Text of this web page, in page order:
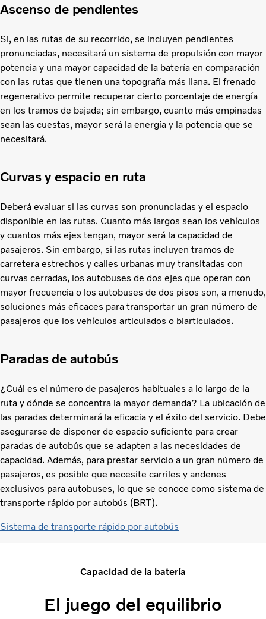
Ascenso de pendientes
Si, en las rutas de su recorrido, se incluyen pendientes
pronunciadas, necesitará un sistema de propulsión con mayor
potencia y una mayor capacidad de la batería en comparación
con las rutas que tienen una topografía más llana. El frenado
regenerativo permite recuperar cierto porcentaje de energía
en los tramos de bajada; sin embargo, cuanto más empinadas
sean las cuestas, mayor será la energía y la potencia que se
necesitará.
Curvas y espacio en ruta
Deberá evaluar si las curvas son pronunciadas y el espacio
disponible en las rutas. Cuanto más largos sean los vehículos
y cuantos más ejes tengan, mayor será la capacidad de
pasajeros. Sin embargo, si las rutas incluyen tramos de
carretera estrechos y calles urbanas muy transitadas con
curvas cerradas, los autobuses de dos ejes que operan con
mayor frecuencia o los autobuses de dos pisos son, a menudo,
soluciones más eficaces para transportar un gran número de
pasajeros que los vehículos articulados o biarticulados.
Paradas de autobús
¿Cuál es el número de pasajeros habituales a lo largo de la
ruta y dónde se concentra la mayor demanda? La ubicación de
las paradas determinará la eficacia y el éxito del servicio. Debe
asegurarse de disponer de espacio suficiente para crear
paradas de autobús que se adapten a las necesidades de
capacidad. Además, para prestar servicio a un gran número de
pasajeros, es posible que necesite carriles y andenes
exclusivos para autobuses, lo que se conoce como sistema de
transporte rápido por autobús (BRT).
Sistema de transporte rápido por autobús
Capacidad de la batería
El juego del equilibrio